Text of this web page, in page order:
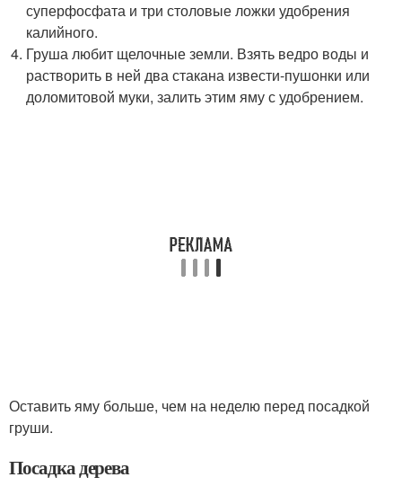
суперфосфата и три столовые ложки удобрения
калийного.
Груша любит щелочные земли. Взять ведро воды и
растворить в ней два стакана извести-пушонки или
доломитовой муки, залить этим яму с удобрением.
Оставить яму больше, чем на неделю перед посадкой
груши.
Посадка дерева